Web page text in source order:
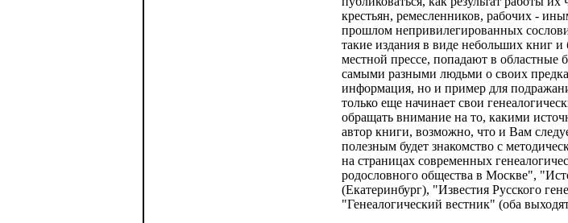
крестьян, ремесленников, рабочих -
прошлом непривилегированных
такие издания в виде небольших книг
местной прессе, попадают в
самыми разными людьми о своих
информация, но и пример для
только еще начинает свои
обращать внимание на то, какими
автор книги, возможно, что и Вам
полезным будет знакомство с
на страницах современных
родословного общества в Москве",
(Екатеринбург), "Известия Русского
"Генеалогический вестник" (оба